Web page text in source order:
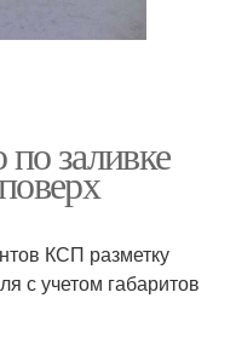
заливке
КСП разметку
с учетом габаритов